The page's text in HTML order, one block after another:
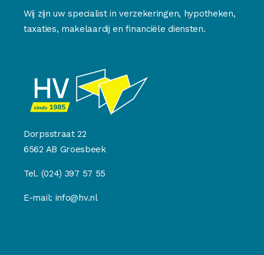
Wij zijn uw specialist in verzekeringen, hypotheken,
taxaties, makelaardij en financiële diensten.
Dorpsstraat 22
6562 AB Groesbeek
Tel. (024) 397 57 55
E-mail: info@hv.nl